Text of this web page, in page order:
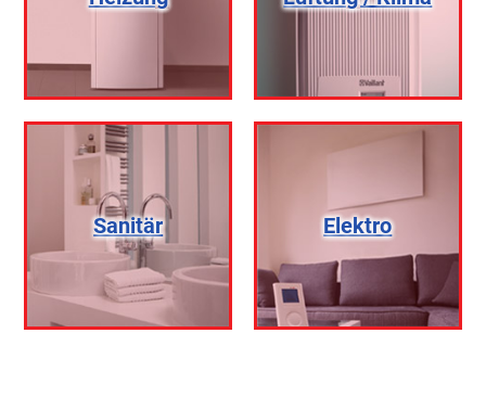
Sanitär Elektro